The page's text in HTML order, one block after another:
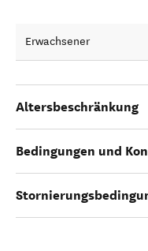
Erwachsener
Altersbeschränkung
Bedingungen und